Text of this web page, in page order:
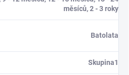
měsíců, 2 - 3 roky
Batolata
Skupina1